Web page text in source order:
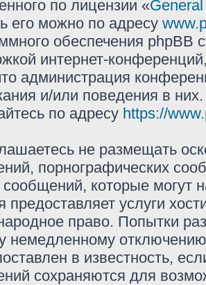
по лицензии «
его можно по адресу
обеспечения phpBB
интернет-
администрация
и/или поведения в
по адресу https://
не размещать
порнографических
сообщений, которые могут
предоставляет услуги
право. Попытки
немедленному
в известность,
сохраняются для